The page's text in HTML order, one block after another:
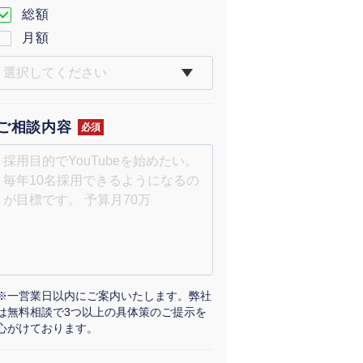
総額
月額
相談内容 必須
一営業日以内にご案内いたします。弊社
無料相談で3つ以上の具体策のご提示を
がけております。